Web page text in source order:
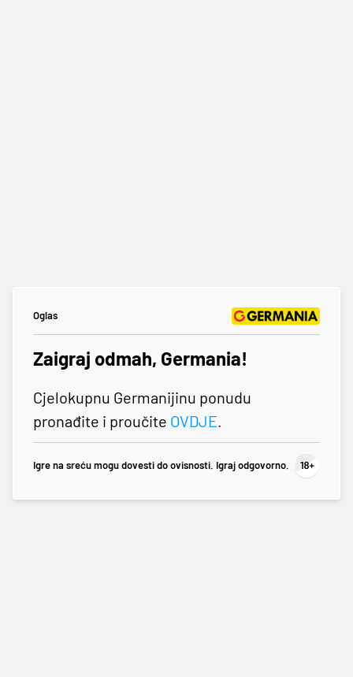
Oglas
Zaigraj odmah, Germania!
Cjelokupnu Germanijinu ponudu
pronađite i proučite OVDJE.
Igre na sreću mogu dovesti do ovisnosti. Igraj odgovorno.